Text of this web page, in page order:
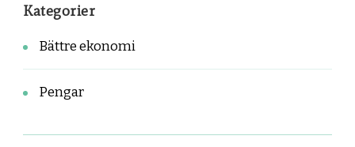
Kategorier
Bättre ekonomi
Pengar